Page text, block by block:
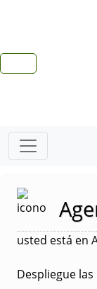
usted está en
Despliegue